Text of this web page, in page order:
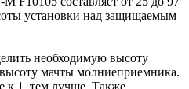
установки над защищаемым
необходимую высоту
мачты молниеприемника.
к 1, тем лучше. Также